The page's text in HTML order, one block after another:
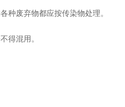
种废弃物都应按传染物处理。
得混用。